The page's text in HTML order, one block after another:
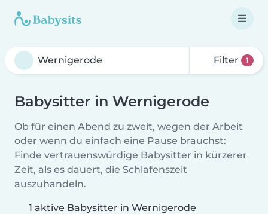
Filter 1
Babysitter in Wernigerode
Ob für einen Abend zu zweit, wegen der Arbeit
oder wenn du einfach eine Pause brauchst:
Finde vertrauenswürdige Babysitter in kürzerer
Zeit, als es dauert, die Schlafenszeit
auszuhandeln.
1 aktive Babysitter in Wernigerode